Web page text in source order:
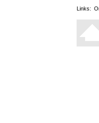
Links: